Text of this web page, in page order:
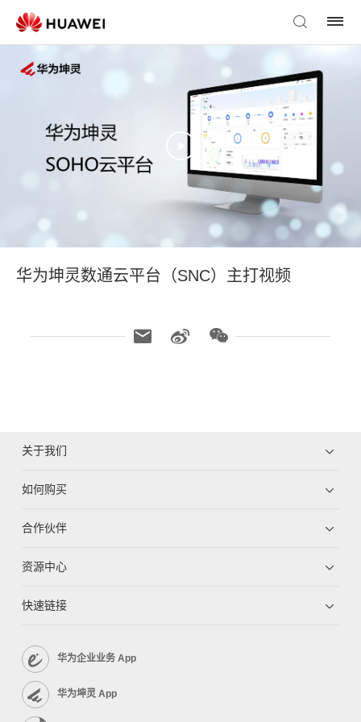
华为坤灵数通云平台（SNC）主打视频
关于我们
如何购买
合作伙伴
资源中心
快速链接
华为企业业务 App
华为坤灵 App